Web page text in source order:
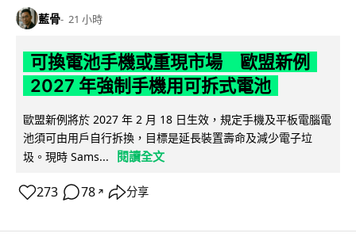
藍骨 21 小時
可換電池手機或重現市場 歐盟新例
2027 年強制手機用可拆式電池
歐盟新例將於 2027 年 2 月 18 日生效，規定手機及平板電腦電
池須可由用戶自行拆換，目標是延長裝置壽命及減少電子垃
圾。現時 Sams...
閱讀全文
273 78 ↗ 分享